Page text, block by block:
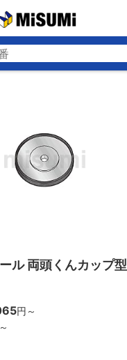
ル 両頭くんカップ型
円 ～
～